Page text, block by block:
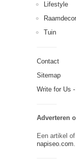
Lifestyle
Tuin
Contact
Sitemap
Write for Us
Adverteren
Een artikel
napiseo.com.